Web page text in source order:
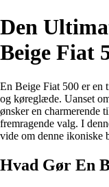
Den
Beige Fiat
En Beige Fiat 500 er en
og køreglæde. Uanset
ønsker en charmerende
fremragende valg. I
vide om denne ikoniske
Hvad Gør En